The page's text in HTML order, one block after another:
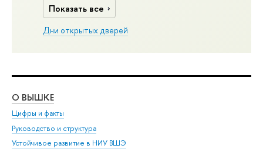
Показать все
Дни открытых дверей
О ВЫШКЕ
Цифры и факты
Руководство и структура
Устойчивое развитие в НИУ ВШЭ